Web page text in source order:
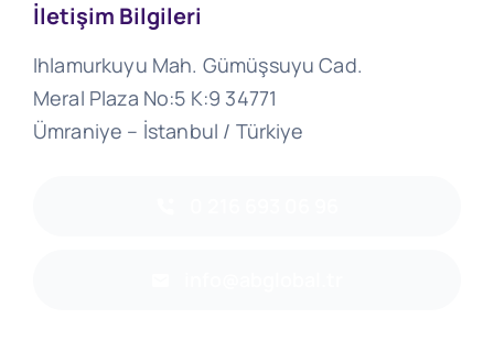
İletişim Bilgileri
Ihlamurkuyu Mah. Gümüşsuyu Cad.
Meral Plaza No:5 K:9 34771
Ümraniye – İstanbul / Türkiye